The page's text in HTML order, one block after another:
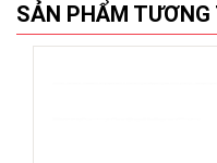
SẢN PHẨM TƯƠNG